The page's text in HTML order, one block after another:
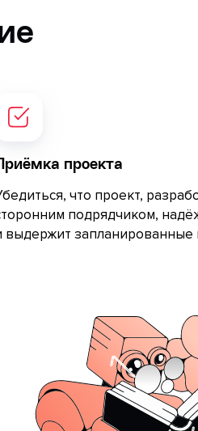
проекта
что проект,
подрядчиком,
выдержит запланированные